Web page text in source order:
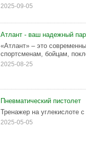
2025-09-05
Атлант - ваш надежный
«Атлант» – это
спортсменам, бойцам,
2025-08-25
Пневматический пистолет
Тренажер на углекислоте
2025-05-05